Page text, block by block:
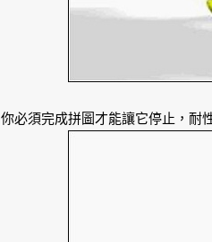
你必須完成拼圖才能讓它停止，耐